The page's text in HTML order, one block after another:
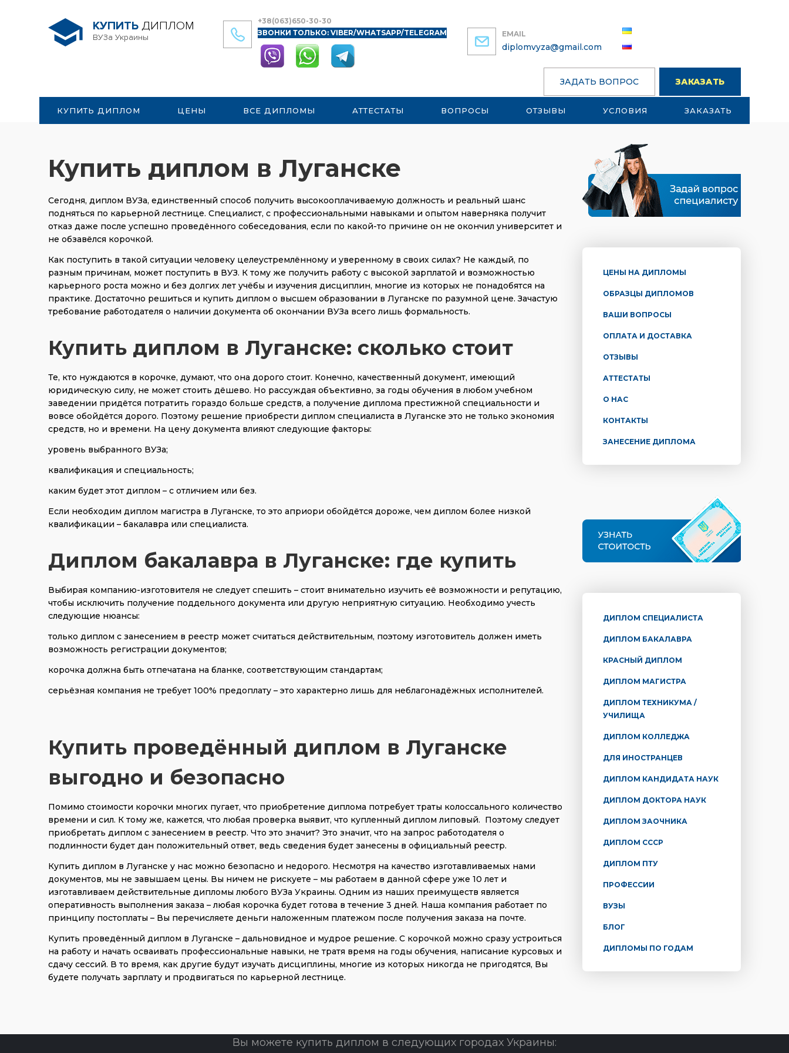
КУПИТЬ ДИПЛОМ
ВУЗа Украины
+38(063)650-30-30
ЗВОНКИ ТОЛЬКО: VIBER/WHATSAPP/TELEGRAM
EMAIL
diplomvyza@gmail.com
ЗАДАТЬ ВОПРОС ЗАКАЗАТЬ
КУПИТЬ ДИПЛОМ ЦЕНЫ ВСЕ ДИПЛОМЫ АТТЕСТАТЫ ВОПРОСЫ ОТЗЫВЫ УСЛОВИЯ ЗАКАЗАТЬ
ЦЕНЫ НА ДИПЛОМЫ
ОБРАЗЦЫ ДИПЛОМОВ
ВАШИ ВОПРОСЫ
ОПЛАТА И ДОСТАВКА
ОТЗЫВЫ
АТТЕСТАТЫ
О НАС
КОНТАКТЫ
ЗАНЕСЕНИЕ ДИПЛОМА
ДИПЛОМ СПЕЦИАЛИСТА
ДИПЛОМ БАКАЛАВРА
КРАСНЫЙ ДИПЛОМ
ДИПЛОМ МАГИСТРА
ДИПЛОМ ТЕХНИКУМА /
УЧИЛИЩА
ДИПЛОМ КОЛЛЕДЖА
ДЛЯ ИНОСТРАНЦЕВ
ДИПЛОМ КАНДИДАТА НАУК
ДИПЛОМ ДОКТОРА НАУК
ДИПЛОМ ЗАОЧНИКА
ДИПЛОМ СССР
ДИПЛОМ ПТУ
ПРОФЕССИИ
ВУЗЫ
БЛОГ
ДИПЛОМЫ ПО ГОДАМ
Купить диплом в Луганске
Сегодня, диплом ВУЗа, единственный способ получить высокооплачиваемую должность и реальный шанс
подняться по карьерной лестнице. Специалист, с профессиональными навыками и опытом наверняка получит
отказ даже после успешно проведённого собеседования, если по какой-то причине он не окончил университет и
не обзавёлся корочкой.
Как поступить в такой ситуации человеку целеустремлённому и уверенному в своих силах? Не каждый, по
разным причинам, может поступить в ВУЗ. К тому же получить работу с высокой зарплатой и возможностью
карьерного роста можно и без долгих лет учёбы и изучения дисциплин, многие из которых не понадобятся на
практике. Достаточно решиться и купить диплом о высшем образовании в Луганске по разумной цене. Зачастую
требование работодателя о наличии документа об окончании ВУЗа всего лишь формальность.
Купить диплом в Луганске: сколько стоит
Те, кто нуждаются в корочке, думают, что она дорого стоит. Конечно, качественный документ, имеющий
юридическую силу, не может стоить дёшево. Но рассуждая объективно, за годы обучения в любом учебном
заведении придётся потратить гораздо больше средств, а получение диплома престижной специальности и
вовсе обойдётся дорого. Поэтому решение приобрести диплом специалиста в Луганске это не только экономия
средств, но и времени. На цену документа влияют следующие факторы:
уровень выбранного ВУЗа;
квалификация и специальность;
каким будет этот диплом – с отличием или без.
Если необходим диплом магистра в Луганске, то это априори обойдётся дороже, чем диплом более низкой
квалификации – бакалавра или специалиста.
Диплом бакалавра в Луганске: где купить
Выбирая компанию-изготовителя не следует спешить – стоит внимательно изучить её возможности и репутацию,
чтобы исключить получение поддельного документа или другую неприятную ситуацию. Необходимо учесть
следующие нюансы:
только диплом с занесением в реестр может считаться действительным, поэтому изготовитель должен иметь
возможность регистрации документов;
корочка должна быть отпечатана на бланке, соответствующим стандартам;
серьёзная компания не требует 100% предоплату – это характерно лишь для неблагонадёжных исполнителей.
Купить проведённый диплом в Луганске
выгодно и безопасно
Помимо стоимости корочки многих пугает, что приобретение диплома потребует траты колоссального количество
времени и сил. К тому же, кажется, что любая проверка выявит, что купленный диплом липовый. Поэтому следует
приобретать диплом с занесением в реестр. Что это значит? Это значит, что на запрос работодателя о
подлинности будет дан положительный ответ, ведь сведения будет занесены в официальный реестр.
Купить диплом в Луганске у нас можно безопасно и недорого. Несмотря на качество изготавливаемых нами
документов, мы не завышаем цены. Вы ничем не рискуете – мы работаем в данной сфере уже 10 лет и
изготавливаем действительные дипломы любого ВУЗа Украины. Одним из наших преимуществ является
оперативность выполнения заказа – любая корочка будет готова в течение 3 дней. Наша компания работает по
принципу постоплаты – Вы перечисляете деньги наложенным платежом после получения заказа на почте.
Купить проведённый диплом в Луганске – дальновидное и мудрое решение. С корочкой можно сразу устроиться
на работу и начать осваивать профессиональные навыки, не тратя время на годы обучения, написание курсовых и
сдачу сессий. В то время, как другие будут изучать дисциплины, многие из которых никогда не пригодятся, Вы
будете получать зарплату и продвигаться по карьерной лестнице.
Вы можете купить диплом в следующих городах Украины: